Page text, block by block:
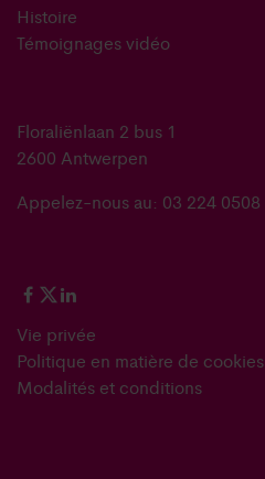
Histoire
Témoignages vidéo
Floraliënlaan 2 bus 1
2600 Antwerpen
Appelez-nous au: 03 224 0508
Vie privée
Politique en matière de cookies
Modalités et conditions